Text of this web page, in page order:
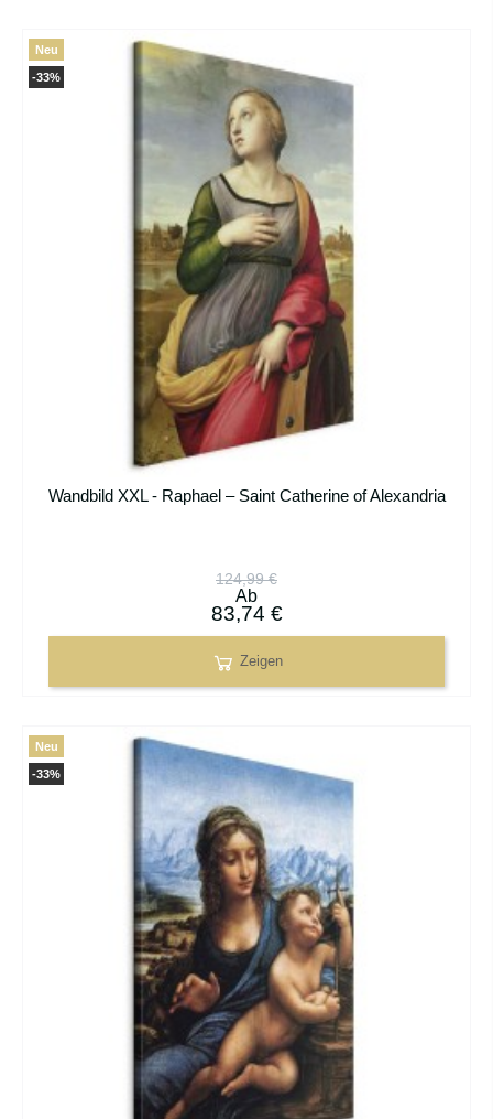
Wandbild XXL - Raphael – Saint Catherine of Alexandria
124,99 €
Ab
83,74 €
Zeigen
-33%
Neu
-33%
Neu